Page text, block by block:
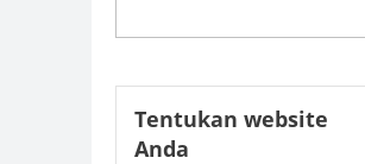
Tentukan website
Anda